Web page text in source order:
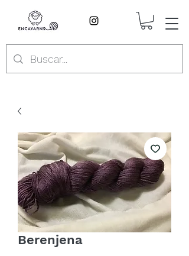
Berenjena